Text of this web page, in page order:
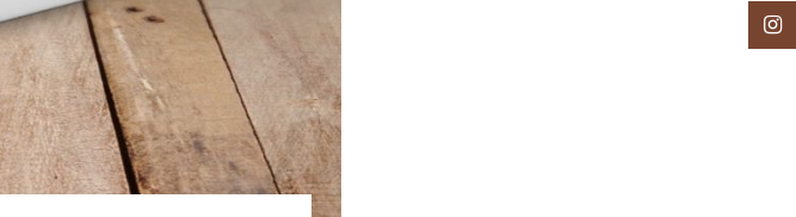
اینستاگرام